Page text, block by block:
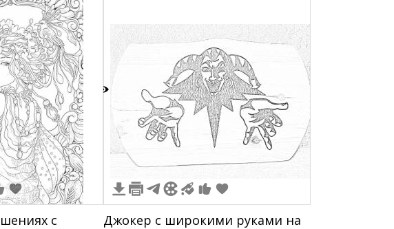
зеркалом,
и дамой в
рюшами
с
Джокер с широкими руками на